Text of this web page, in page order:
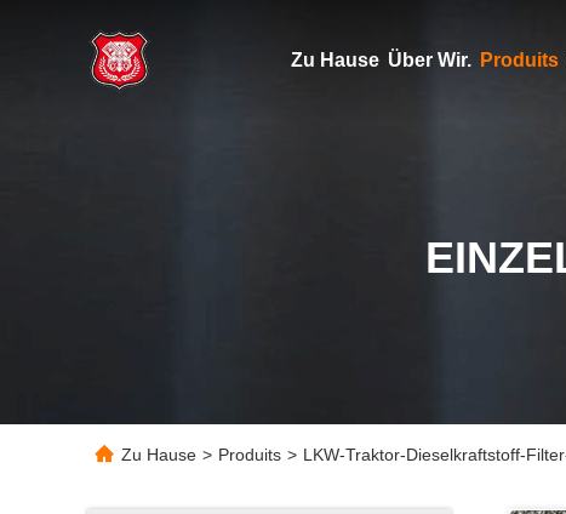
Zu Hause Über Wir. Produits
Zu Hause > Produits > LKW-Traktor-Dieselkraftstoff-